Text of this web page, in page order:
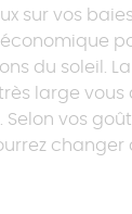
sur vos
du soleil.
large vous
Selon vos
les choisir